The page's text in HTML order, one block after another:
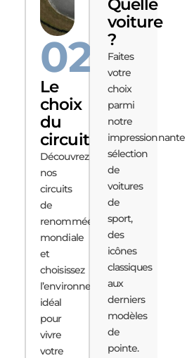
02.
Le
choix
du
circuit
Découvrez
nos
circuits
de
renommée
mondiale
et
choisissez
l’environnement
idéal
pour
vivre
votre
Quelle
voiture
?
Faites
votre
choix
parmi
notre
impressionnante
sélection
de
voitures
de
sport,
des
icônes
classiques
aux
derniers
modèles
de
pointe.